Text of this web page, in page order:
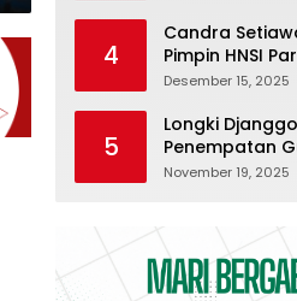
4
Candra
Pimpin HNSI
Desember 15, 2025
5
Longki
Penempatan
3T Diserahkan
November 19, 2025